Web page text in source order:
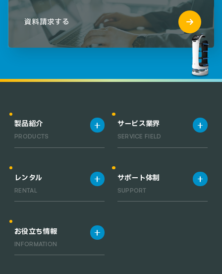
資料請求する
製品紹介
PRODUCTS
清掃ロボット一覧
業務用小型清掃ロボット一覧
RACLEBO slim pro
RACLEBO
RACLEBO win
UFO CLEANER
サービス業界
SERVICE FIELD
飲食店
工場・倉庫
オフィス
レンタル
RENTAL
サポート体制
SUPPORT
お役立ち情報
INFORMATION